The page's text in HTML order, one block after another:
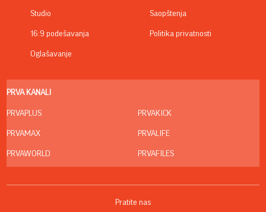
Studio
16:9 podešavanja
Oglašavanje
Saopštenja
Politika privatnosti
PRVA KANALI
PRVAPLUS
PRVAMAX
PRVAWORLD
PRVAKICK
PRVALIFE
PRVAFILES
Pratite nas